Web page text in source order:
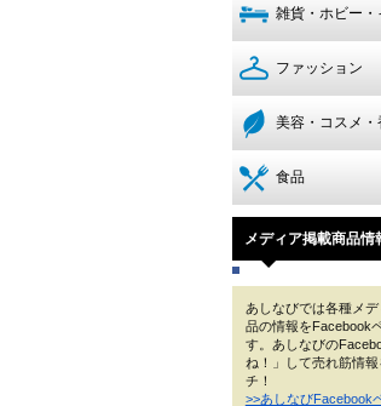
雑貨・ホビー・
ファッション
美容・コスメ・
食品
メディア掲載商品情
あしなびでは各種メ
品の情報をFacebook
す。あしなびの
ね！」して売れ筋情
チ！
>>あしなびFacebook